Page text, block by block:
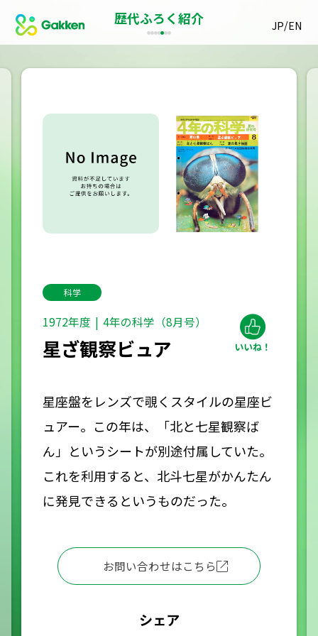
JP/EN
歴代ふろく紹介
科学
1972年度 4年の科学（8月号）
星ざ観察ビュア
星座盤をレンズで覗くスタイルの星座ビ
ュアー。この年は、「北と七星観察ば
ん」というシートが別途付属していた。
これを利用すると、北斗七星がかんたん
に発見できるというものだった。
お問い合わせはこちら
シェア